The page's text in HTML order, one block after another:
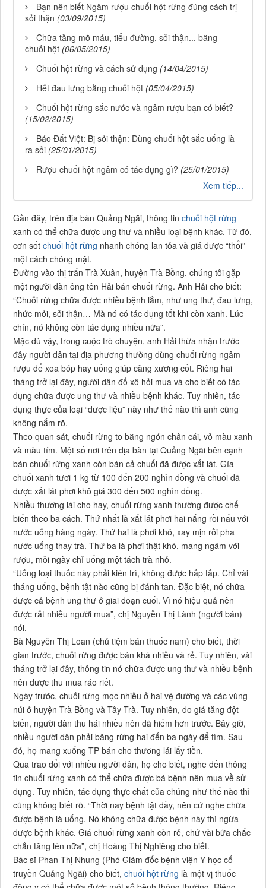
Bạn nên biết Ngâm rượu chuối hột rừng đúng cách trị
sỏi thận (03/09/2015)
Chữa tăng mỡ máu, tiểu đường, sỏi thận... bằng
chuối hột (06/05/2015)
Chuối hột rừng và cách sử dụng (14/04/2015)
Hết đau lưng bằng chuối hột (05/04/2015)
Chuối hột rừng sắc nước và ngâm rượu bạn có biết?
(15/02/2015)
Báo Đất Việt: Bị sỏi thận: Dùng chuối hột sắc uống là
ra sỏi (25/01/2015)
Rượu chuối hột ngâm có tác dụng gì? (25/01/2015)
Xem tiếp...
Gần đây, trên địa bàn Quảng Ngãi, thông tin chuối hột rừng
xanh có thể chữa được ung thư và nhiều loại bệnh khác. Từ đó,
cơn sốt chuối hột rừng nhanh chóng lan tỏa và giá được “thổi”
một cách chóng mặt.
Đường vào thị trấn Trà Xuân, huyện Trà Bồng, chúng tôi gặp
một người đàn ông tên Hải bán chuối rừng. Anh Hải cho biết:
“Chuối rừng chữa được nhiều bệnh lắm, như ung thư, đau lưng,
nhức mỏi, sỏi thận… Mà nó có tác dụng tốt khi còn xanh. Lúc
chín, nó không còn tác dụng nhiều nữa”.
Mặc dù vậy, trong cuộc trò chuyện, anh Hải thừa nhận trước
đây người dân tại địa phương thường dùng chuối rừng ngâm
rượu để xoa bóp hay uống giúp căng xương cốt. Riêng hai
tháng trở lại đây, người dân đổ xô hỏi mua và cho biết có tác
dụng chữa được ung thư và nhiều bệnh khác. Tuy nhiên, tác
dụng thực của loại “dược liệu” này như thế nào thì anh cũng
không nắm rõ.
Theo quan sát, chuối rừng to bằng ngón chân cái, vỏ màu xanh
và màu tím. Một số nơi trên địa bàn tại Quảng Ngãi bên cạnh
bán chuối rừng xanh còn bán cả chuối đã được xắt lát. Gía
chuối xanh tươi 1 kg từ 100 đến 200 nghìn đồng và chuối đã
được xắt lát phơi khô giá 300 đến 500 nghìn đồng.
Nhiều thương lái cho hay, chuối rừng xanh thường được chế
biến theo ba cách. Thứ nhất là xắt lát phơi hai nắng rồi nấu với
nước uống hàng ngày. Thứ hai là phơi khô, xay mịn rồi pha
nước uống thay trà. Thứ ba là phơi thật khô, mang ngâm với
rượu, mỗi ngày chỉ uống một tách trà nhỏ.
“Uống loại thuốc này phải kiên trì, không được hấp tấp. Chỉ vài
tháng uống, bệnh tật nào cũng bị đánh tan. Đặc biệt, nó chữa
được cả bệnh ung thư ở giai đoạn cuối. Vì nó hiệu quả nên
được rất nhiều người mua”, chị Nguyễn Thị Lành (người bán)
nói.
Bà Nguyễn Thị Loan (chủ tiệm bán thuốc nam) cho biết, thời
gian trước, chuối rừng được bán khá nhiều và rẻ. Tuy nhiên, vài
tháng trở lại đây, thông tin nó chữa được ung thư và nhiều bệnh
nên được thu mua ráo riết.
Ngày trước, chuối rừng mọc nhiều ở hai vệ đường và các vùng
núi ở huyện Trà Bồng và Tây Trà. Tuy nhiên, do giá tăng đột
biến, người dân thu hái nhiều nên đã hiếm hơn trước. Bây giờ,
nhiều người dân phải băng rừng hai đến ba ngày để tìm. Sau
đó, họ mang xuống TP bán cho thương lái lấy tiền.
Qua trao đổi với nhiều người dân, họ cho biết, nghe đến thông
tin chuối rừng xanh có thể chữa được bá bệnh nên mua về sử
dụng. Tuy nhiên, tác dụng thực chất của chúng như thế nào thì
cũng không biết rõ. “Thời nay bệnh tật đầy, nên cứ nghe chữa
được bệnh là uống. Nó không chữa được bệnh này thì ngừa
được bệnh khác. Giá chuối rừng xanh còn rẻ, chứ vài bữa chắc
chắn tăng lên nữa”, chị Hoàng Thị Nghiêng cho biết.
Bác sĩ Phan Thị Nhung (Phó Giám đốc bệnh viện Y học cổ
truyền Quảng Ngãi) cho biết, chuối hột rừng là một vị thuốc